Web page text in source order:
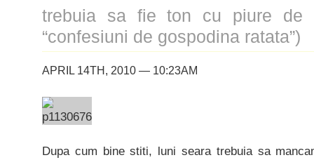
trebuia sa fie ton cu piure de
“confesiuni de gospodina ratata”)
APRIL 14TH, 2010 — 10:23AM
Dupa cum bine stiti, luni seara trebuia sa